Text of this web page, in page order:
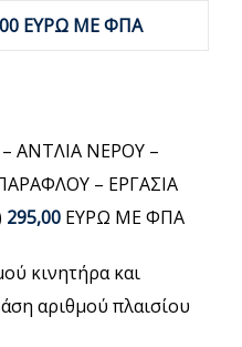
ΕΥΡΩ ΜΕ ΦΠΑ
ΑΝΤΛΙΑ ΝΕΡΟΥ –
– ΕΡΓΑΣΙΑ
295,00 ΕΥΡΩ ΜΕ ΦΠΑ
κινητήρα και
αριθμού πλαισίου